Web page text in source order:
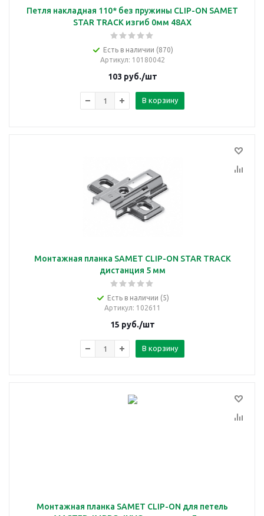
Петля накладная 110* без пружины CLIP-ON SAMET
STAR TRACK изгиб 0мм 48AX
Есть в наличии (870)
Артикул: 10180042
103 руб./шт
В корзину
Монтажная планка SAMET CLIP-ON STAR TRACK
дистанция 5 мм
Есть в наличии (5)
Артикул: 102611
15 руб./шт
В корзину
Монтажная планка SAMET CLIP-ON для петель